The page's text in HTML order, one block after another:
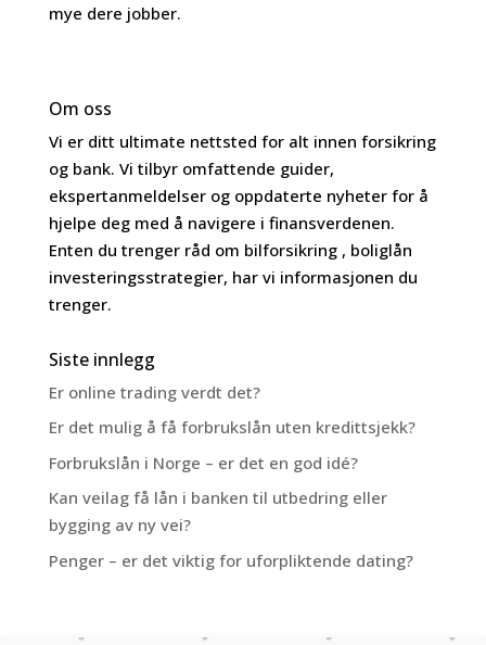
mye dere jobber.
Om oss
Vi er ditt ultimate nettsted for alt innen forsikring
og bank. Vi tilbyr omfattende guider,
ekspertanmeldelser og oppdaterte nyheter for å
hjelpe deg med å navigere i finansverdenen.
Enten du trenger råd om bilforsikring , boliglån
investeringsstrategier, har vi informasjonen du
trenger.
Siste innlegg
Er online trading verdt det?
Er det mulig å få forbrukslån uten kredittsjekk?
Forbrukslån i Norge – er det en god idé?
Kan veilag få lån i banken til utbedring eller
bygging av ny vei?
Penger – er det viktig for uforpliktende dating?